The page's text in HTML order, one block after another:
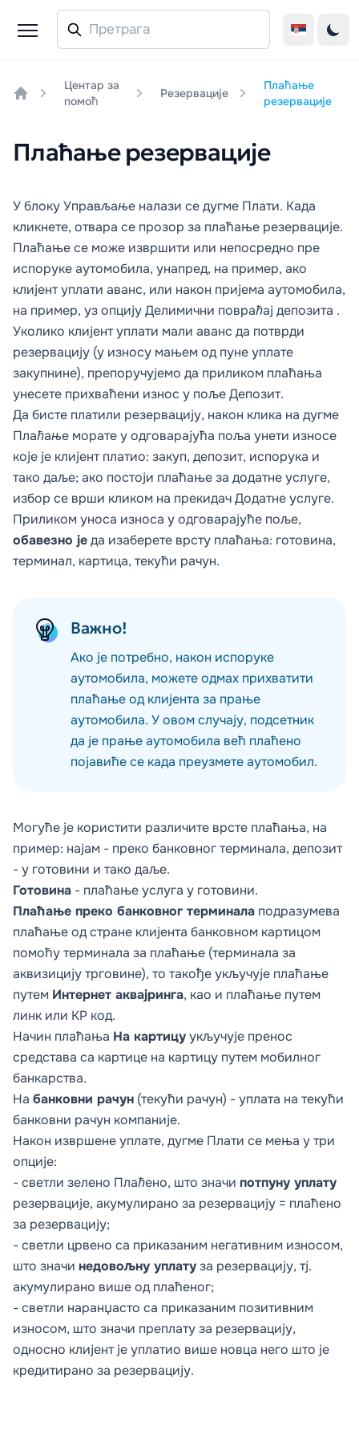
Центар за
помоћ
Резервације
Плаћање
резервације
Плаћање резервације
У блокуУправљање налази се дугме Плати. Када
кликнете, отвара се прозор за плаћање резервације.
Плаћање се може извршити или непосредно пре
испоруке аутомобила, унапред, на пример, ако
клијент уплати аванс, или након пријема аутомобила,
на пример, уз опцијуДелимични повраћај депозита .
Уколико клијент уплати мали аванс да потврди
резервацију (у износу мањем од пуне уплате
закупнине), препоручујемо да приликом плаћања
унесете прихваћени износ у пољеДепозит.
Да бисте платили резервацију, након клика на дугме
Плаћање морате у одговарајућа поља унети износе
које је клијент платио: закуп, депозит, испорука и
тако даље; ако постоји плаћање за додатне услуге,
избор се врши кликом на прекидачДодатне услуге.
Приликом уноса износа у одговарајуће поље,
обавезно једа изаберете врсту плаћања: готовина,
терминал, картица, текући рачун.
Важно!
Ако је потребно, након испоруке
аутомобила, можете одмах прихватити
плаћање од клијента за прање
аутомобила. У овом случају, подсетник
да је прање аутомобила већ плаћено
појавиће се када преузмете аутомобил.
Могуће је користити различите врсте плаћања, на
пример: најам - преко банковног терминала, депозит
- у готовини и тако даље.
Готовина - плаћање услуга у готовини.
Плаћање преко банковног терминала подразумева
плаћање од стране клијента банковном картицом
помоћу терминала за плаћање (терминала за
аквизицију трговине), то такође укључује плаћање
путем Интернет аквајринга, као и плаћање путем
линк или КР код.
Начин плаћања На картицуукључује пренос
средстава са картице на картицу путем мобилног
банкарства.
На банковни рачун (текући рачун) - уплата на текући
банковни рачун компаније.
Након извршене уплате, дугме Плати се мења у три
опције:
- светли зелено Плаћено, што значи потпуну уплату
резервације, акумулирано за резервацију = плаћено
за резервацију;
- светли црвено са приказаним негативним износом,
што значи недовољну уплатуза резервацију, тј.
акумулирано више од плаћеног;
- светли наранџасто са приказаним позитивним
износом, што значи преплату за резервацију,
односно клијент је уплатио више новца него што је
кредитирано за резервацију.